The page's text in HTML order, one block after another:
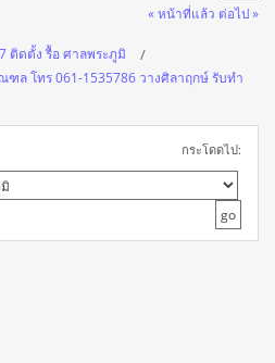
« หน้าที่แล้ว ต่อไป »
ติดตั้ง รื้อ ศาลพระภูมิ
ล โทร 061-1535786 วางศิลาฤกษ์ รับทำ
กระโดดไป: